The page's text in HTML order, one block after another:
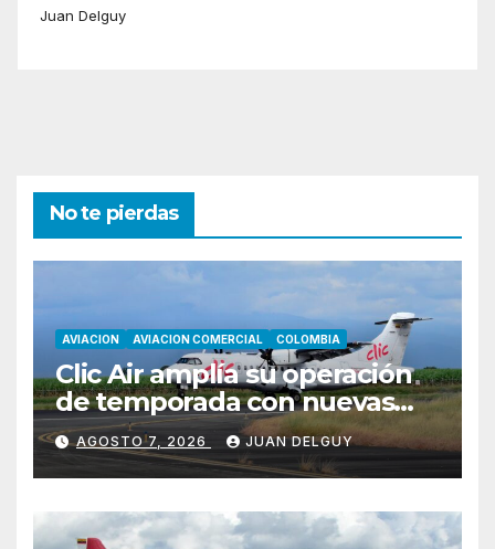
Juan Delguy
No te pierdas
AVIACION AVIACION COMERCIAL COLOMBIA
Clic Air amplía su operación
de temporada con nuevas
rutas hacia Cartagena y Tolú
AGOSTO 7, 2026 JUAN DELGUY